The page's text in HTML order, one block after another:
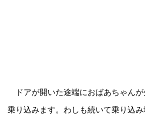
ドアが開いた途端におばあちゃん
乗り込みます。わしも続いて乗り込